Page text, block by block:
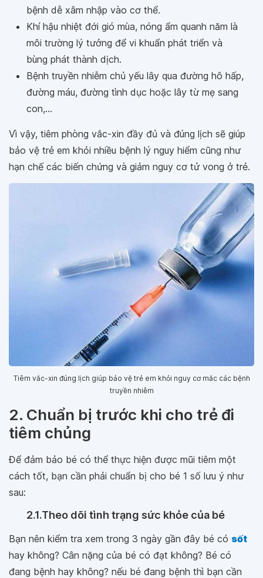
bệnh dễ xâm nhập vào cơ thể.
Khí hậu nhiệt đới gió mùa, nóng ẩm quanh năm là
môi trường lý tưởng để vi khuẩn phát triển và
bùng phát thành dịch.
Bệnh truyền nhiễm chủ yếu lây qua đường hô hấp,
đường máu, đường tình dục hoặc lây từ mẹ sang
con,...
Vì vậy, tiêm phòng vắc-xin đầy đủ và đúng lịch sẽ giúp
bảo vệ trẻ em khỏi nhiều bệnh lý nguy hiểm cũng như
hạn chế các biến chứng và giảm nguy cơ tử vong ở trẻ.
Tiêm vắc-xin đúng lịch giúp bảo vệ trẻ em khỏi nguy cơ mắc các bệnh
truyền nhiễm
2. Chuẩn bị trước khi cho trẻ đi
tiêm chủng
Để đảm bảo bé có thể thực hiện được mũi tiêm một
cách tốt, bạn cần phải chuẩn bị cho bé 1 số lưu ý như
sau:
2.1.Theo dõi tình trạng sức khỏe của bé
Bạn nên kiểm tra xem trong 3 ngày gần đây bé có sốt
hay không? Cân nặng của bé có đạt không? Bé có
đang bệnh hay không? nếu bé đang bệnh thì bạn cần